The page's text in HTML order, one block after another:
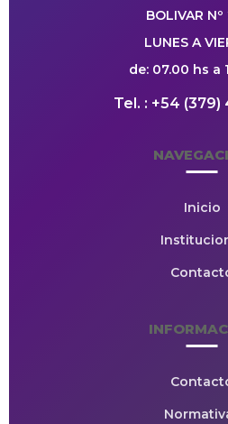
BOLIVAR
LUNES A
de: 07.00 hs a
Tel. : +54 (379)
Inicio